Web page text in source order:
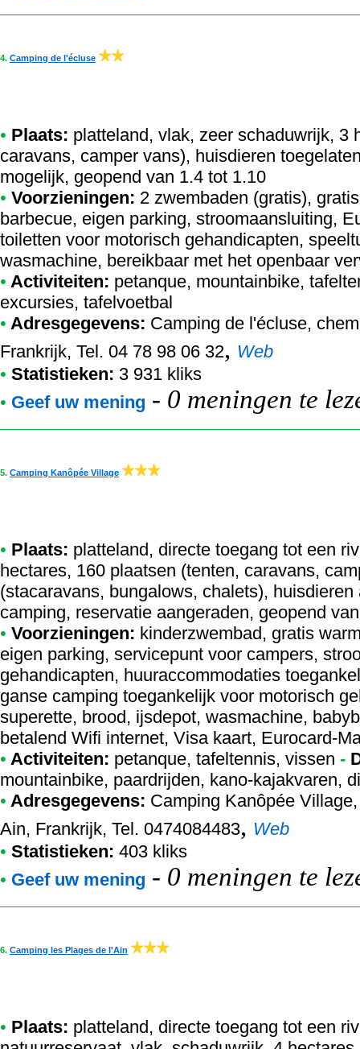
4. Camping de l'écluse
• Plaats: platteland, vlak, zeer schaduwrijk, 3
caravans, camper vans), huisdieren
mogelijk, geopend van 1.4 tot 1.10
• Voorzieningen: 2 zwembaden (gratis),
barbecue, eigen parking, stroomaansluiting,
toiletten voor motorisch gehandicapten,
wasmachine, bereikbaar met het openbaar
• Activiteiten: petanque, mountainbike,
excursies, tafelvoetbal
• Adresgegevens: Camping de l'écluse,
Frankrijk, Tel. 04 78 98 06 32, Web
• Statistieken: 3 931 kliks
• Geef uw mening - 0 meningen te
5. Camping Kanôpée Village
• Plaats: platteland, directe toegang tot een
hectares, 160 plaatsen (tenten, caravans,
(stacaravans, bungalows, chalets),
camping, reservatie aangeraden, geopend
• Voorzieningen: kinderzwembad, gratis
eigen parking, servicepunt voor campers,
gehandicapten, huuraccommodaties
ganse camping toegankelijk voor motorisch
superette, brood, ijsdepot, wasmachine,
betalend Wifi internet, Visa kaart, Eurocard-
• Activiteiten: petanque, tafeltennis, vissen -
mountainbike, paardrijden, kano-kajakvaren,
• Adresgegevens: Camping Kanôpée Village
Ain, Frankrijk, Tel. 0474084483, Web
• Statistieken: 403 kliks
• Geef uw mening - 0 meningen te
6. Camping les Plages de l'Ain
• Plaats: platteland, directe toegang tot een